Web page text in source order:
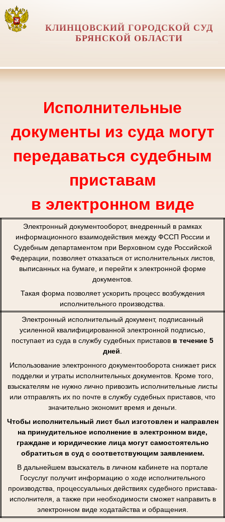
КЛИНЦОВСКИЙ ГОРОДСКОЙ СУД
БРЯНСКОЙ ОБЛАСТИ
Исполнительные
документы из суда могут
передаваться судебным
приставам
в электронном виде
Электронный документооборот, внедренный в рамках
информационного взаимодействия между ФССП России и
Судебным департаментом при Верховном суде Российской
Федерации, позволяет отказаться от исполнительных листов,
выписанных на бумаге, и перейти к электронной форме
документов.
Такая форма позволяет ускорить процесс возбуждения
исполнительного производства.
Электронный исполнительный документ, подписанный
усиленной квалифицированной электронной подписью,
поступает из суда в службу судебных приставов в течение 5
дней
Использование электронного документооборота снижает риск
подделки и утраты исполнительных документов. Кроме того,
взыскателям не нужно лично привозить исполнительные листы
или отправлять их по почте в службу судебных приставов, что
значительно экономит время и деньги.
Чтобы исполнительный лист был изготовлен и направлен
на принудительное исполнение в электронном виде,
граждане и юридические лица могут самостоятельно
обратиться в суд с соответствующим заявлением.
В дальнейшем взыскатель в личном кабинете на портале
Госуслуг получит информацию о ходе исполнительного
производства, процессуальных действиях судебного пристава-
исполнителя, а также при необходимости сможет направить в
электронном виде ходатайства и обращения.